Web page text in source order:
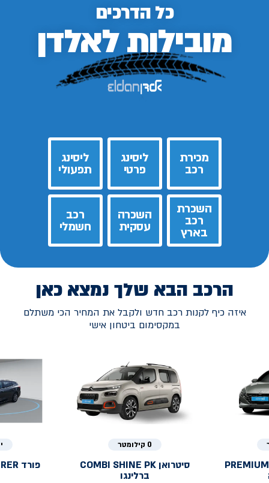
כל הדרכים
מובילות לאלדן
מכירת
רכב
ליסינג
פרטי
ליסינג
תפעולי
השכרת
רכב
בארץ
השכרה
עסקית
רכב
חשמלי
הרכב הבא שלך נמצא כאן
איזה כיף לקנות רכב חדש ולקבל את המחיר הכי משתלם
במקסימום ביטחון אישי
0 קילומטר
סיטרואן COMBI SHINE PK
ברלינגו
פורד